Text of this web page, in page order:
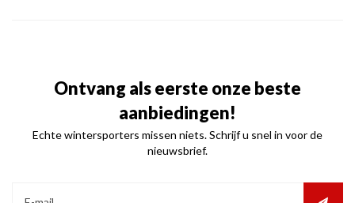
Ontvang als eerste onze beste
aanbiedingen!
Echte wintersporters missen niets. Schrijf u snel in voor de
nieuwsbrief.